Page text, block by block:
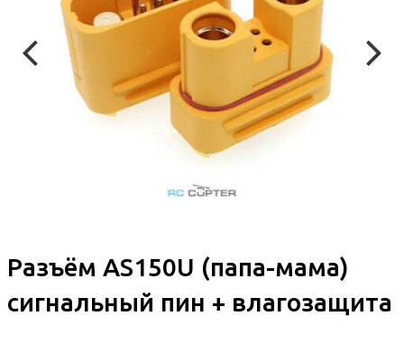
Разъём AS150U (папа-мама)
сигнальный пин + влагозащита